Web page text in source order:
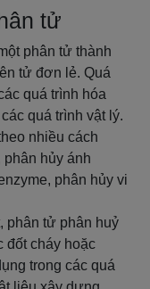
tử
phân tử thành
tử đơn lẻ. Quá
quá trình hóa
quá trình vật lý.
nhiều cách
phân hủy ánh
phân hủy vi
phân tử phân huỷ
đốt cháy hoặc
trong các quá